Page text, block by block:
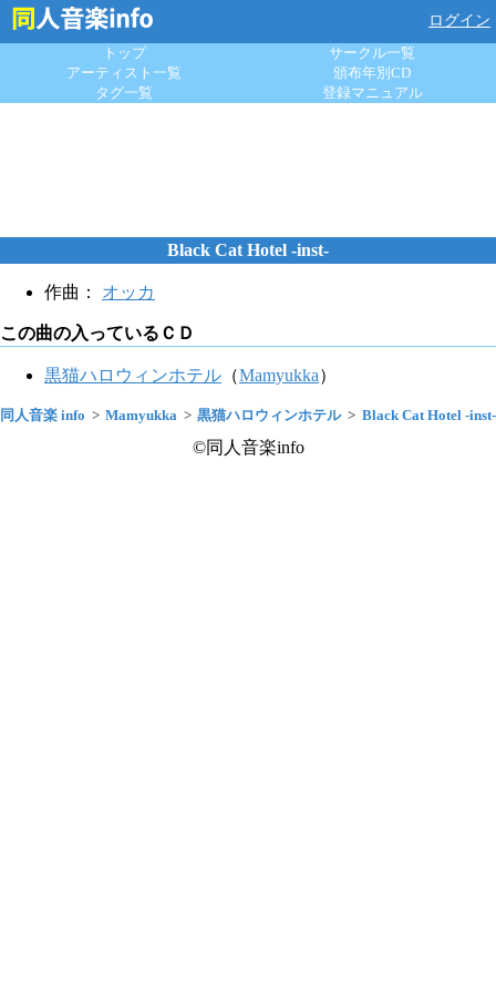
ログイン
トップ
サークル一覧
アーティスト一覧
頒布年別CD
タグ一覧
登録マニュアル
Black Cat Hotel -inst-
作曲： オッカ
この曲の入っているＣＤ
黒猫ハロウィンホテル （Mamyukka）
同人音楽 info Mamyukka 黒猫ハロウィンホテル Black Cat Hotel -inst-
©同人音楽info